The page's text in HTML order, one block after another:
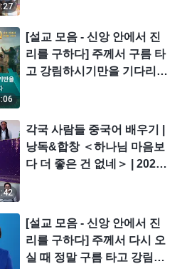
[설교 모음 - 신앙 안에서 진
리를 구하다] 주께서 구름 타
고 강림하시기만을 기다리는
각국 사람들 중국어 배우기 |
낭독&합창 ＜하나님 마음보
다 더 좋은 건 없네＞ | 2026
[설교 모음 - 신앙 안에서 진
리를 구하다] 주께서 다시 오
실 때 정말 구름 타고 강림하